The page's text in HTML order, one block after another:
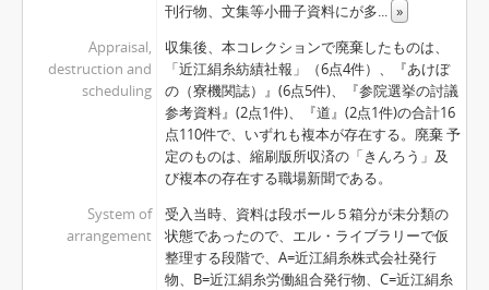
刊行物、文集等小冊子資料にが多... »
Appraisal,
destruction and
scheduling
収集後、本コレクションで廃棄したものは、
「近江絹糸紡績社報」（6点4件）、『あけぼ
の（寮機関誌）』(6点5件)、『参院選挙の討議
参考資料』(2点1件)、『道』(2点1件)の合計16
点110件で、いずれも複本が存在する。廃棄 予
定のものは、縮刷版所収済の「きんろう」及
び複本の存在する職場新聞である。
System of
arrangement
受入当時、資料は段ボール５箱分が未分類の
状態であったので、エル・ライブラリーで仮
整理する段階で、A=近江絹糸株式会社発行
物、B=近江絹糸労働組合発行物、C=近江絹糸